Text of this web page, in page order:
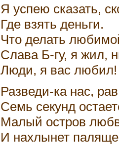
Я успею сказать,
Где взять деньги.
Что делать
Слава Б-гу, я жил,
Люди, я вас
Разведи-ка нас,
Семь секунд
Малый остров
И нахлынет